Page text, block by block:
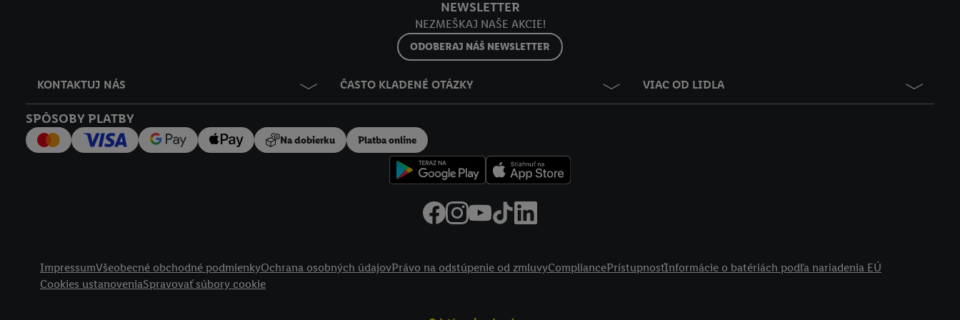
NEWSLETTER
NEZMEŠKAJ NAŠE AKCIE!
ODOBERAJ NÁŠ NEWSLETTER
KONTAKTUJ NÁS ČASTO KLADENÉ OTÁZKY VIAC OD LIDLA
SPÔSOBY PLATBY
Na dobierku Platba online
ImpressumVšeobecné obchodné podmienkyOchrana osobných údajovPrávo na odstúpenie od zmluvyCompliancePrístupnosťInformácie o batériách podľa nariadenia EÚ
Cookies ustanoveniaSpravovať súbory cookie